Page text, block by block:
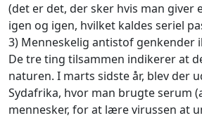
(det er det, der sker hvis man giver
igen og igen, hvilket kaldes seriel
3) Menneskelig antistof genkender
De tre ting tilsammen indikerer at
naturen. I marts sidste år, blev der
Sydafrika, hvor man brugte serum
mennesker, for at lære virussen at